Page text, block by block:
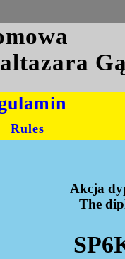
Rules
Akcja
The